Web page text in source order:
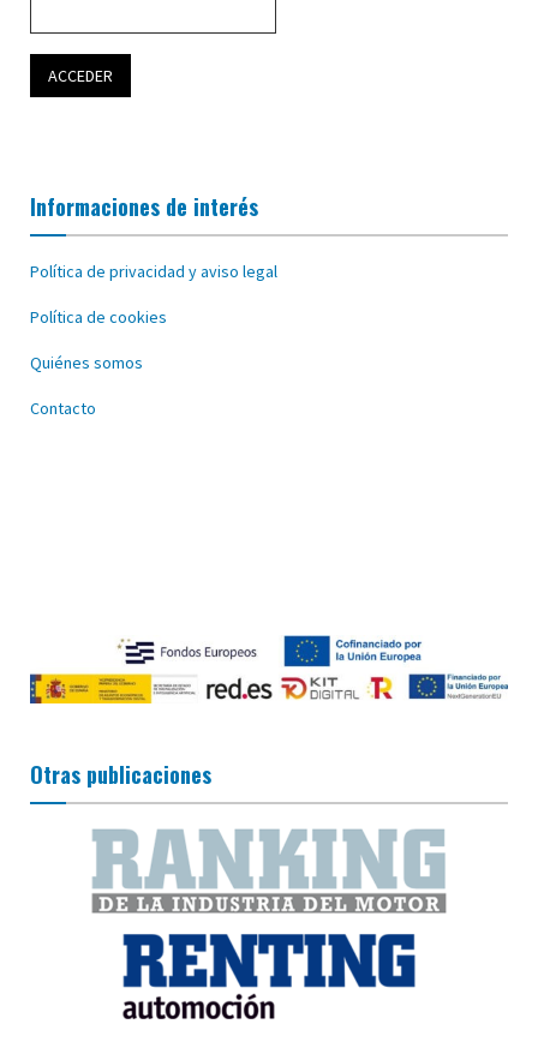
Informaciones de interés
Política de privacidad y aviso legal
Política de cookies
Quiénes somos
Contacto
Otras publicaciones